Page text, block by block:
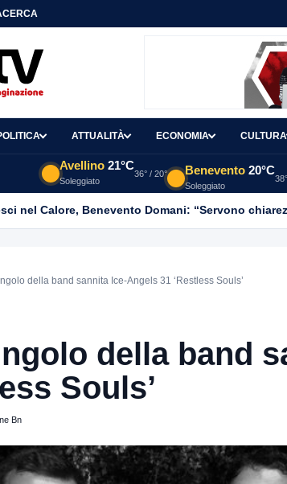
CERCA
ATTUALITÀ ECONOMIA CULTURA
Avellino 21°C
Soleggiato
36° / 20° Benevento 20°C
Soleggiato
nel Calore, Benevento Domani: “Servono
della band sannita Ice-Angels 31 ‘Restless Souls’
della band
Souls’
Bn